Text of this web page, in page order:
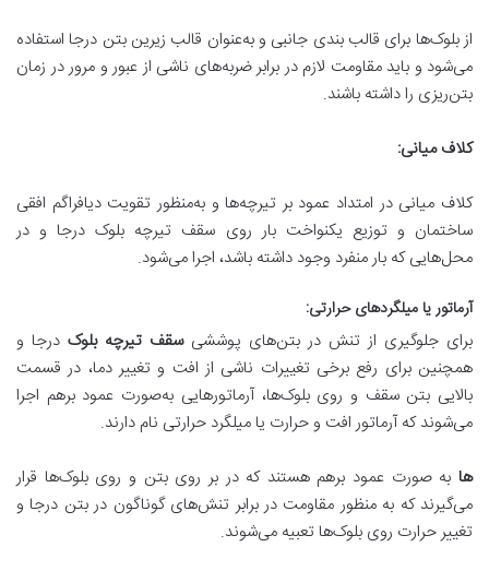
از بلوک‌ها برای قالب بندی جانبی و به‌عنوان قالب زیرین بتن درجا استفاده
می‌شود و باید مقاومت لازم در برابر ضربه‌های ناشی از عبور و مرور در زمان
بتن‌ریزی را داشته باشند.
کلاف میانی:
کلاف میانی در امتداد عمود بر تیرچه‌ها و به‌منظور تقویت دیافراگم افقی
ساختمان و توزیع یکنواخت بار روی سقف تیرچه بلوک درجا و در
محل‌هایی که بار منفرد وجود داشته باشد، اجرا می‌شود.
آرماتور یا میلگردهای حرارتی:
برای جلوگیری از تنش‌ در بتن‌های پوششیسقف تیرچه بلوک درجا و
همچنین برای رفع برخی تغییرات ناشی از افت و تغییر دما، در قسمت
بالایی بتن سقف و روی بلوک‌ها، آرماتورهایی به‌صورت عمود برهم اجرا
می‌شوند که آرماتور افت و حرارت یا میلگرد حرارتی نام دارند.
ها به صورت عمود برهم هستند که در بر روی بتن و روی بلوک‌ها قرار
می‌گیرند که به منظور مقاومت در برابر تنش‌های گوناگون در بتن درجا و
تغییر حرارت روی بلوک‌ها تعبیه می‌شوند.